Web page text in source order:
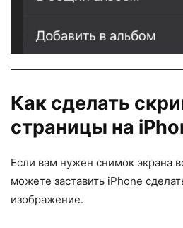
Как сделать
страницы на
Если вам нужен снимок экрана
можете заставить iPhone
изображение.